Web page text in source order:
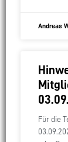
Andreas
Für die